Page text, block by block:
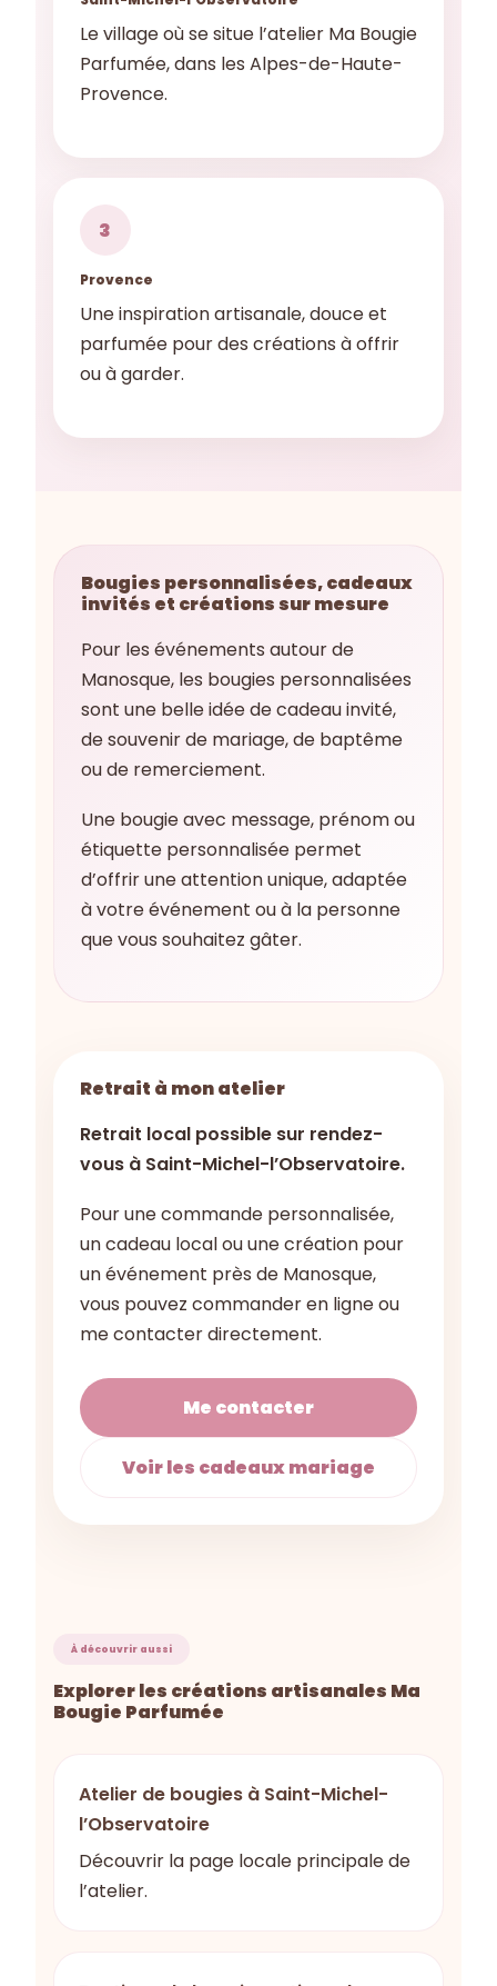
Le village où se situe l’atelier Ma Bougie
Parfumée, dans les Alpes-de-Haute-
Provence.
3
Provence
Une inspiration artisanale, douce et
parfumée pour des créations à offrir
ou à garder.
Bougies personnalisées, cadeaux
invités et créations sur mesure
Pour les événements autour de
Manosque, les bougies personnalisées
sont une belle idée de cadeau invité,
de souvenir de mariage, de baptême
ou de remerciement.
Une bougie avec message, prénom ou
étiquette personnalisée permet
d’offrir une attention unique, adaptée
à votre événement ou à la personne
que vous souhaitez gâter.
Retrait à mon atelier
Retrait local possible sur rendez-
vous à Saint-Michel-l’Observatoire.
Pour une commande personnalisée,
un cadeau local ou une création pour
un événement près de Manosque,
vous pouvez commander en ligne ou
me contacter directement.
Me contacter
Voir les cadeaux mariage
À découvrir aussi
Explorer les créations artisanales Ma
Bougie Parfumée
Atelier de bougies à Saint-Michel-
l’Observatoire
Découvrir la page locale principale de
l’atelier.